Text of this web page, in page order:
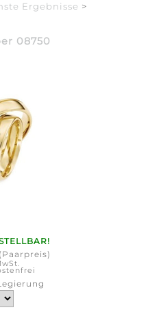
Ergebnisse >
08750
(Paarpreis)